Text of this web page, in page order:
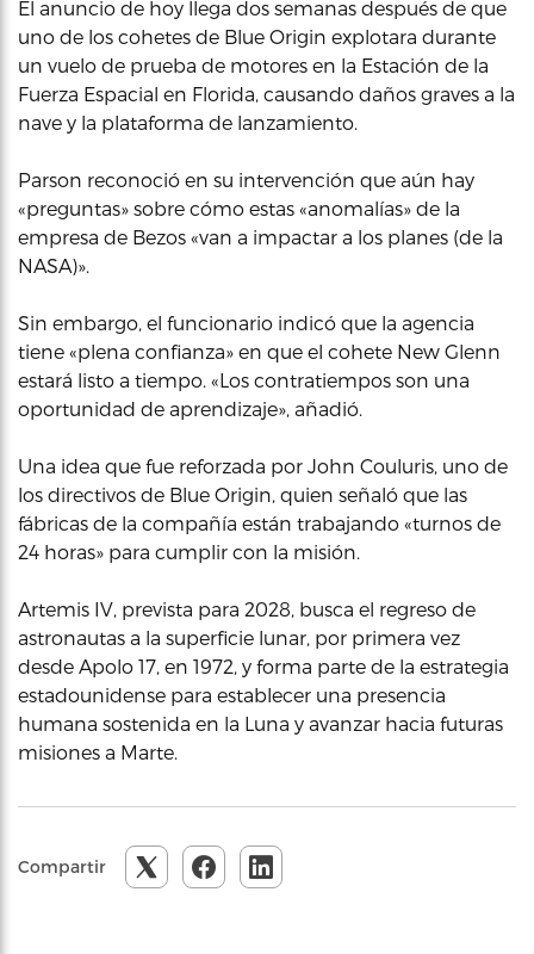
El anuncio de hoy llega dos semanas después de que
uno de los cohetes de Blue Origin explotara durante
un vuelo de prueba de motores en la Estación de la
Fuerza Espacial en Florida, causando daños graves a la
nave y la plataforma de lanzamiento.
Parson reconoció en su intervención que aún hay
«preguntas» sobre cómo estas «anomalías» de la
empresa de Bezos «van a impactar a los planes (de la
NASA)».
Sin embargo, el funcionario indicó que la agencia
tiene «plena confianza» en que el cohete New Glenn
estará listo a tiempo. «Los contratiempos son una
oportunidad de aprendizaje», añadió.
Una idea que fue reforzada por John Couluris, uno de
los directivos de Blue Origin, quien señaló que las
fábricas de la compañía están trabajando «turnos de
24 horas» para cumplir con la misión.
Artemis IV, prevista para 2028, busca el regreso de
astronautas a la superficie lunar, por primera vez
desde Apolo 17, en 1972, y forma parte de la estrategia
estadounidense para establecer una presencia
humana sostenida en la Luna y avanzar hacia futuras
misiones a Marte.
Compartir